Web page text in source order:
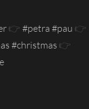
👉 #petra #pau 👉
#christmas 👉